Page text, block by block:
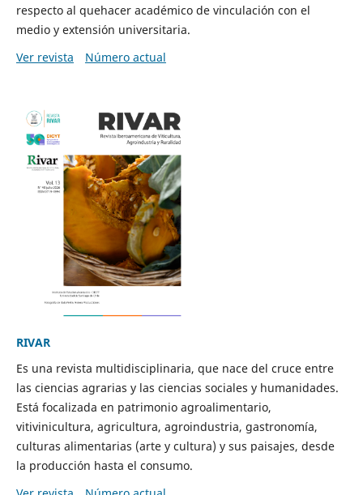
respecto al quehacer académico de vinculación con el
medio y extensión universitaria.
Ver revista
Número actual
RIVAR
Es una revista multidisciplinaria, que nace del cruce entre
las ciencias agrarias y las ciencias sociales y humanidades.
Está focalizada en patrimonio agroalimentario,
vitivinicultura, agricultura, agroindustria, gastronomía,
culturas alimentarias (arte y cultura) y sus paisajes, desde
la producción hasta el consumo.